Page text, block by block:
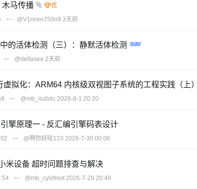
木马传播
@V1ncen750n9 3天前
的活体检测（三）：静默活体检测
@deltasee 2天前
虚拟化：ARM64 内核级双视图子系统的工程实践（上）
@mb_iiulbilc 2026-8-1 20:20
擎原理一 - 反汇编引擎码表设计
@啊你好哇123 2026-7-30 00:06
米设备 超时问题排查与解决
@mb_cylxfmot 2026-7-29 20:49